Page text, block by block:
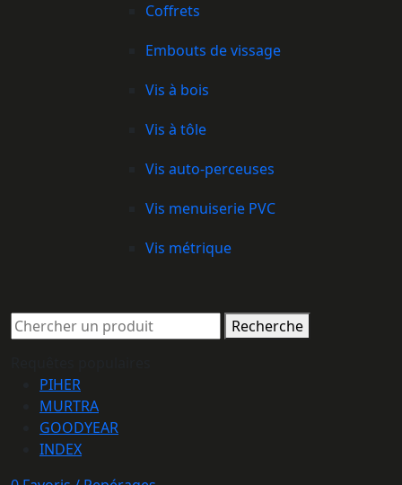
Coffrets
Embouts de vissage
Vis à bois
Vis à tôle
Vis auto-perceuses
Vis menuiserie PVC
Vis métrique
Recherche
PIHER
MURTRA
GOODYEAR
INDEX